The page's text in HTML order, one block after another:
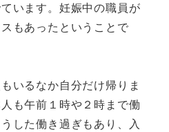
います。妊娠中の職員が
もあったということで
いるなか自分だけ帰りま
も午前１時や２時まで働
した働き過ぎもあり、入